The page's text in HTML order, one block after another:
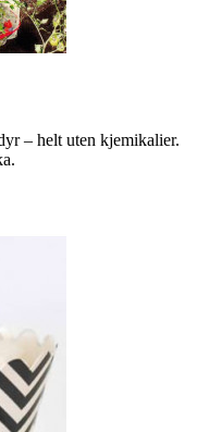
– helt uten kjemikalier.